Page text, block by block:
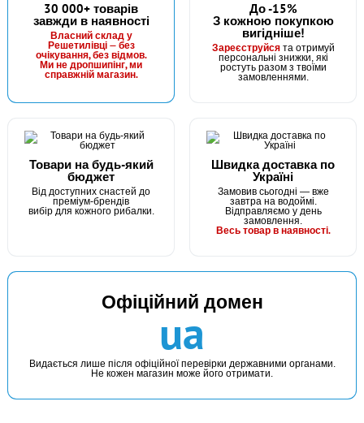
30 000+ товарів
завжди в наявності
Власний склад у
Решетилівці — без
очікування, без відмов.
Ми не дропшипінг, ми
справжній магазин.
До -15%
З кожною покупкою
вигідніше!
Зареєструйсята отримуй
персональні знижки, які
ростуть разом з твоїми
замовленнями.
Товари на будь-який
бюджет
Від доступних снастей до
преміум-брендів
вибір для кожного рибалки.
Швидка доставка по
Україні
Замовив сьогодні — вже
завтра на водоймі.
Відправляємо у день
замовлення.
Весь товар в наявності.
Офіційний домен
ua
Видається лише після офіційної перевірки державними органами.
Не кожен магазин може його отримати.